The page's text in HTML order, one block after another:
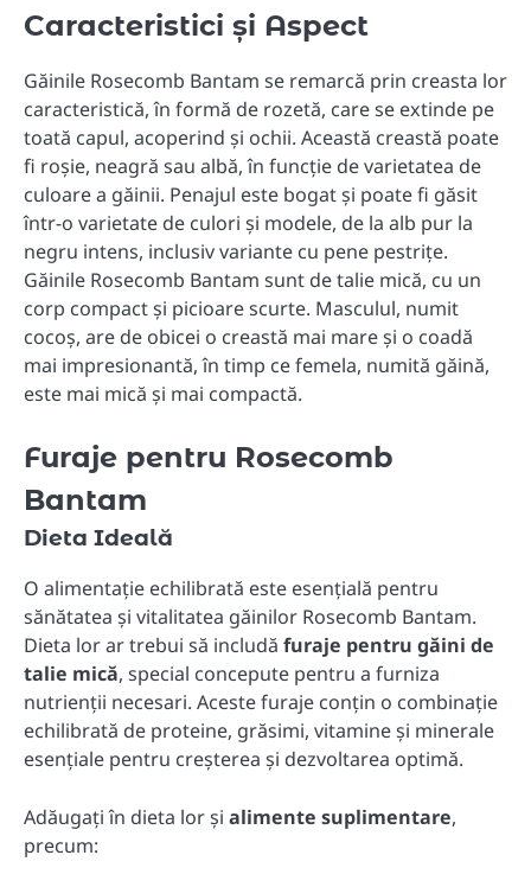
Caracteristici și Aspect
Găinile Rosecomb Bantam se remarcă prin creasta lor
caracteristică, în formă de rozetă, care se extinde pe
toată capul, acoperind și ochii. Această creastă poate
fi roșie, neagră sau albă, în funcție de varietatea de
culoare a găinii. Penajul este bogat și poate fi găsit
într-o varietate de culori și modele, de la alb pur la
negru intens, inclusiv variante cu pene pestrițe.
Găinile Rosecomb Bantam sunt de talie mică, cu un
corp compact și picioare scurte. Masculul, numit
cocoș, are de obicei o creastă mai mare și o coadă
mai impresionantă, în timp ce femela, numită găină,
este mai mică și mai compactă.
Furaje pentru Rosecomb
Bantam
Dieta Ideală
O alimentație echilibrată este esențială pentru
sănătatea și vitalitatea găinilor Rosecomb Bantam.
Dieta lor ar trebui să includă furaje pentru găini de
talie mică, special concepute pentru a furniza
nutrienții necesari. Aceste furaje conțin o combinație
echilibrată de proteine, grăsimi, vitamine și minerale
esențiale pentru creșterea și dezvoltarea optimă.
Adăugați în dieta lor și alimente suplimentare,
precum: